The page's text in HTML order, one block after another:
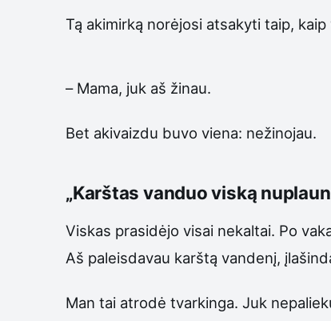
Tą akimirką norėjosi atsakyti taip,
– Mama, juk aš žinau.
Bet akivaizdu buvo viena: nežinojau.
„Karštas vanduo viską
Viskas prasidėjo visai nekaltai. Po
Aš paleisdavau karštą vandenį,
Man tai atrodė tvarkinga. Juk